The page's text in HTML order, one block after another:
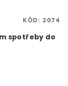
spotřeby do
KÓD: 2074